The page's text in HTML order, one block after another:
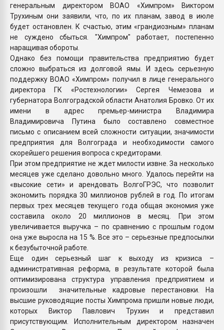
генеральным директором ВОАО «Химпром» Виктором
Трухиным они заявили, что, по их планам, завод в июле
будет остановлен. К счастью, этим «грандиозным» планам
не суждено сбыться. "Химпром" работает, постепенно
наращивая обороты.
Однако без помощи правительства предприятию будет
сложно выбраться из долговой ямы. И здесь серьезную
поддержку ВОАО «Химпром» получил в лице генерального
директора ГК «Ростехнологии» Сергея Чемезова и
губернатора Волгоградской области Анатолия Бровко. От их
имени в адрес премьер-министра Владимира
Владимировича Путина было составлено совместное
письмо с описанием всей сложности ситуации, значимости
предприятия для Волгограда и необходимости самого
скорейшего решения вопроса с кредиторами.
При этом предприятие не ждет милости извне. За несколько
месяцев уже сделано довольно много. Удалось перейти на
«высокие сети» и арендовать ВолгоГРЭС, что позволит
экономить порядка 30 миллионов рублей в год. По итогам
первых трех месяцев текущего года общая экономия уже
составила около 20 миллионов в месяц. При этом
увеличивается выручка – по сравнению с прошлым годом
она уже выросла на 15 %. Все это – серьезные предпосылки
к безубыточной работе.
Еще один серьезный шаг к выходу из кризиса –
административная реформа, в результате которой была
оптимизирована структура управления предприятием и
произошли значительные кадровые перестановки. На
высшие руководящие посты Химпрома пришли новые люди,
которых Виктор Павлович Трухин и представил
присутствующим. Исполнительным директором назначен